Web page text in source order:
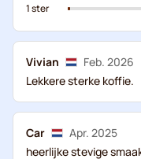
1 ster
Vivian
Feb. 2026
Lekkere sterke koffie.
Car
Apr. 2025
heerlijke stevige